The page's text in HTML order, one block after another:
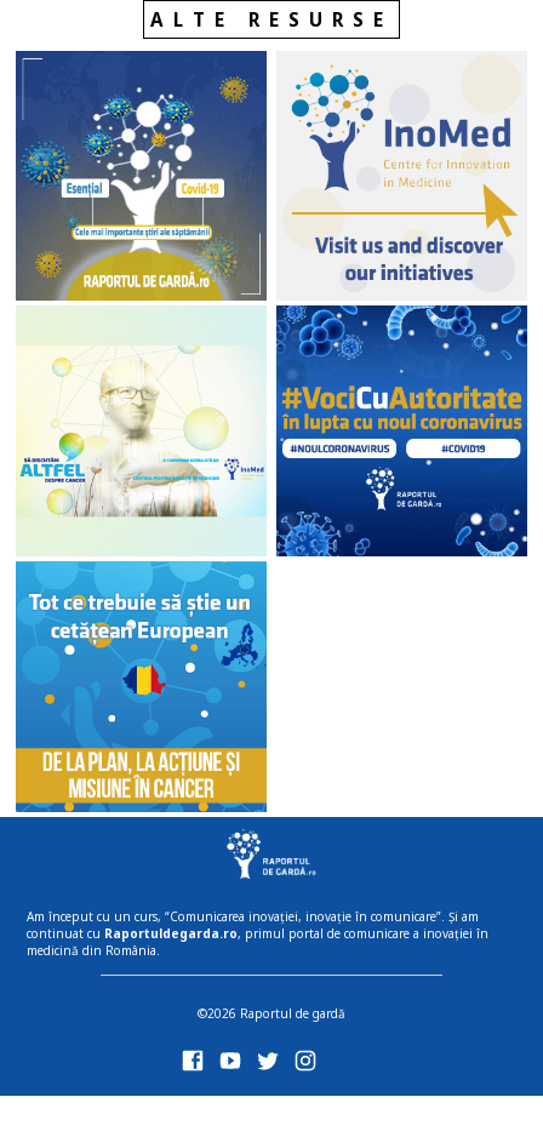
ALTE RESURSE
Am început cu un curs, “Comunicarea inovației, inovație în comunicare”. Și am
continuat cu Raportuldegarda.ro, primul portal de comunicare a inovației în
medicină din România.
©2026 Raportul de gardă